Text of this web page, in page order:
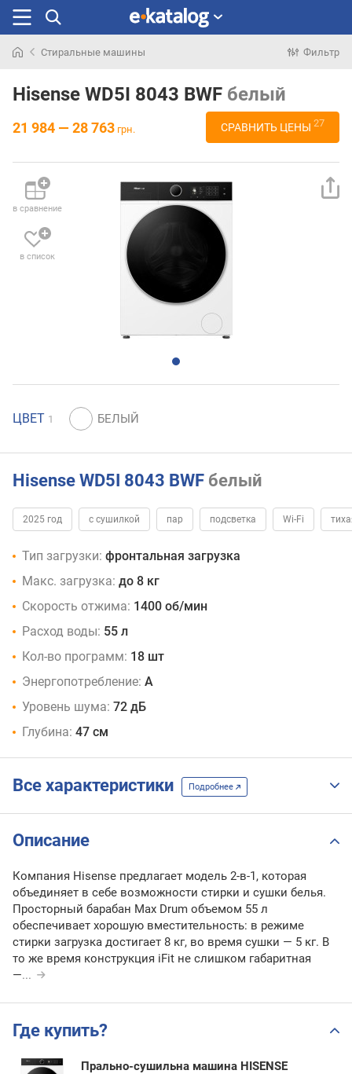
раньше
Стиральные машины Фильтр
Hisense WD5I 8043 BWF белый
21 984 — 28 763 грн. СРАВНИТЬ ЦЕНЫ 27
в сравнение
в список
ЦВЕТ 1
Hisense WD5I 8043 BWF белый
2025 год с сушилкой пар подсветка Wi-Fi
Тип загрузки: фронтальная загрузка
Макс. загрузка: до 8 кг
Скорость отжима: 1400 об/мин
Расход воды: 55 л
Кол-во программ: 18 шт
Энергопотребление: A
Уровень шума: 72 дБ
Глубина: 47 см
Все характеристики Подробнее
Описание
Компания Hisense предлагает модель 2-в-1, которая
объединяет в себе возможности стирки и сушки белья.
Просторный барабан Max Drum объемом 55 л
обеспечивает хорошую вместительность: в режиме
стирки загрузка достигает 8 кг, во время сушки — 5 кг. В
то же время конструкция iFit не слишком габаритная
—...
Где купить?
Прально-сушильна машина HISENSE